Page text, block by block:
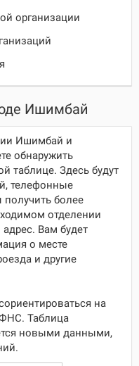
организации
Ишимбай
Ишимбай и
обнаружить
таблице. Здесь будут
телефонные
более
отделении
Вам будет
о месте
и другие
на
Таблица
новыми данными,